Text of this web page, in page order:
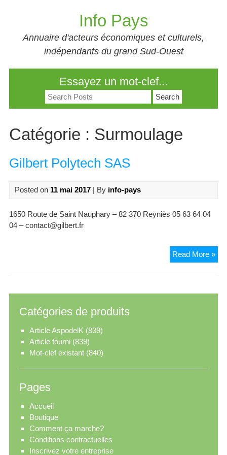
Info Pays
Annuaire d'acteurs économiques et culturels,
indépendants du grand Sud-Ouest
Essayez un mot-clef...
Search
for:
Catégorie : Surmoulage
Gilbert Polytech SAS
Posted on 11 mai 2017| By info-pays
1650 Route de Saint Nauphary – 82 370 Reyniès 05 63 64 04
04 – contact@gilbert.fr
Read More »
Catégories de produits
Article AspodelK (839)
Article fourni (839)
Mot-clef existant (840)
Pages
Accueil
Boutique
Comment ça marche?
Conditions contractuelles
Inscrivez votre entreprise